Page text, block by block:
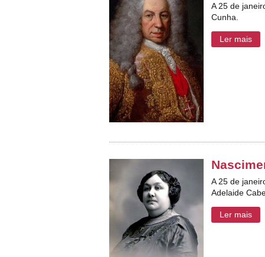
A 25 de
Cunha.
Ler mais
A 25 de
Adelaide
Ler mais